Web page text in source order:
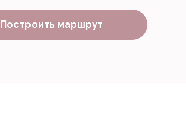
Построить маршрут